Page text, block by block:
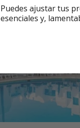
Puedes ajustar tus
esenciales y,